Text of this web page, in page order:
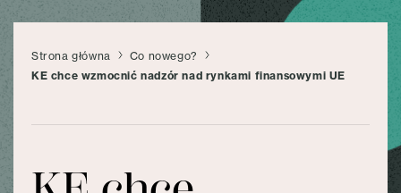
Strona główna
Co nowego?
KE chce wzmocnić nadzór nad rynkami finansowymi UE